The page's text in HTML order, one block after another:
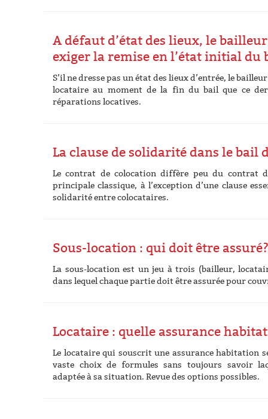
A défaut d’état des lieux, le
exiger la remise en l’état initial du
S’il ne dresse pas un état des lieux d’entrée, le
locataire au moment de la fin du bail que ce
réparations locatives.
La clause de solidarité dans le bail
Le contrat de colocation diffère peu du contrat
principale classique, à l’exception d’une clause
solidarité entre colocataires.
Sous-location : qui doit être assuré?
La sous-location est un jeu à trois (bailleur,
dans lequel chaque partie doit être assurée pour
Locataire : quelle assurance
Le locataire qui souscrit une assurance habitation
vaste choix de formules sans toujours savoir
adaptée à sa situation. Revue des options possibles.